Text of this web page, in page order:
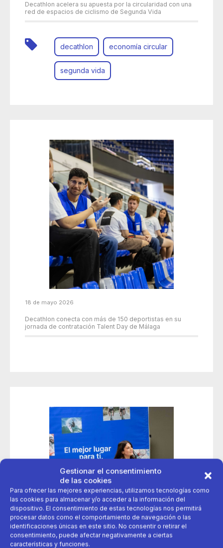
Gestionar el consentimiento
de las cookies
Para ofrecer las mejores experiencias, utilizamos tecnologías como
las cookies para almacenar y/o acceder a la información del
dispositivo. El consentimiento de estas tecnologías nos permitirá
procesar datos como el comportamiento de navegación o las
identificaciones únicas en este sitio. No consentir o retirar el
consentimiento, puede afectar negativamente a ciertas
características y funciones.
Decathlon acelera su apuesta por la circularidad con una
red de espacios de ciclismo de Segunda Vida
decathlon economía circular
segunda vida
18 de mayo 2026
Decathlon conecta con más de 150 deportistas en su
jornada de contratación Talent Day de Málaga